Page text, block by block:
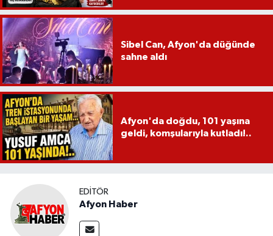
Sibel Can, Afyon'da düğünde
sahne aldı
Afyon'da doğdu, 101 yaşına
geldi, komşularıyla kutladı!..
EDITÖR
Afyon Haber